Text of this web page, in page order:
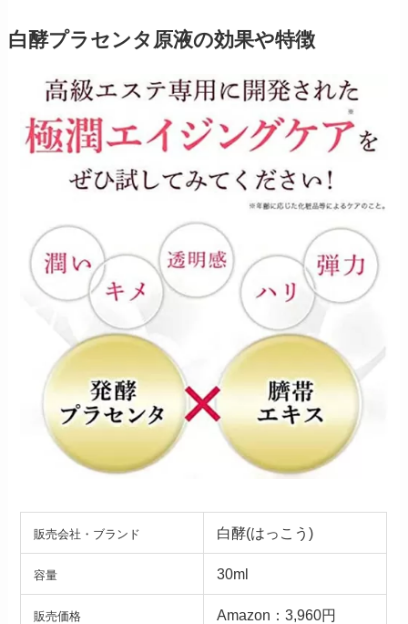
白酵プラセンタ原液の効果や特徴
販売会社・ブランド 白酵(はっこう)
容量 30ml
販売価格
Amazon：3,960円